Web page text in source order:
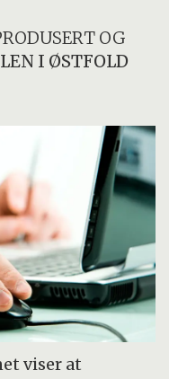
OG
I ØSTFOLD
viser at